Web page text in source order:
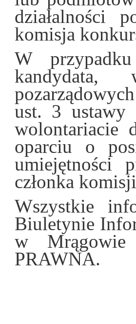
działalności
komisja
W
kandydata,
ust. 3 ustawy
wolontariacie
oparciu o
umiejętności
członka
Wszystkie
Biuletynie
w Mrągowie
PRAWNA.